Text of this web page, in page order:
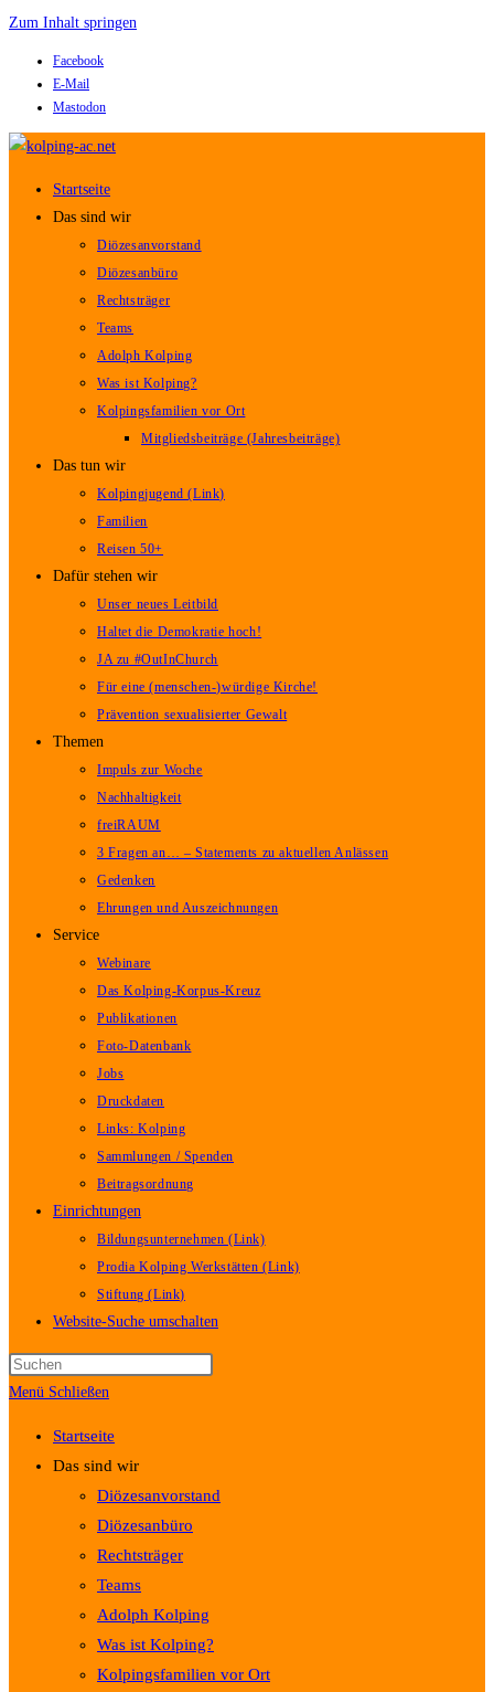
Zum Inhalt springen
Facebook
E-Mail
Mastodon
Startseite
Das sind wir
Diözesanvorstand
Diözesanbüro
Rechtsträger
Teams
Adolph Kolping
Was ist Kolping?
Kolpingsfamilien vor Ort
Mitgliedsbeiträge (Jahresbeiträge)
Das tun wir
Kolpingjugend (Link)
Familien
Reisen 50+
Dafür stehen wir
Unser neues Leitbild
Haltet die Demokratie hoch!
JA zu #OutInChurch
Für eine (menschen-)würdige Kirche!
Prävention sexualisierter Gewalt
Themen
Impuls zur Woche
Nachhaltigkeit
freiRAUM
3 Fragen an… – Statements zu aktuellen Anlässen
Gedenken
Ehrungen und Auszeichnungen
Service
Webinare
Das Kolping-Korpus-Kreuz
Publikationen
Foto-Datenbank
Jobs
Druckdaten
Links: Kolping
Sammlungen / Spenden
Beitragsordnung
Einrichtungen
Bildungsunternehmen (Link)
Prodia Kolping Werkstätten (Link)
Stiftung (Link)
Website-Suche umschalten
Menü Schließen
Startseite
Das sind wir
Diözesanvorstand
Diözesanbüro
Rechtsträger
Teams
Adolph Kolping
Was ist Kolping?
Kolpingsfamilien vor Ort